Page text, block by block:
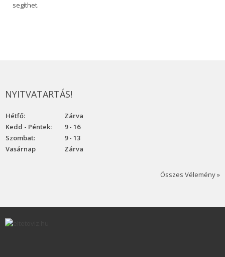
segíthet.
NYITVATARTÁS!
Hétfő:
Zárva
Kedd - Péntek:
9 - 16
Szombat:
9 - 13
Vasárnap
Zárva
Összes Vélemény »